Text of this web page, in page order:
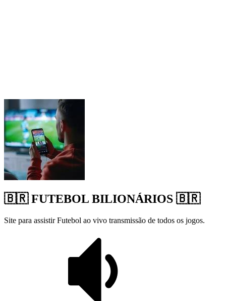
🇧🇷 FUTEBOL BILIONÁRIOS 🇧🇷
Site para assistir Futebol ao vivo transmissão de todos os jogos.